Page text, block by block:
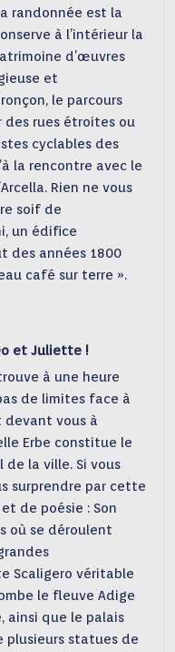
randonnée est la
à l’intérieur la
d’œuvres
et
le parcours
des rues étroites ou
cyclables des
la rencontre avec le
Rien ne vous
soif de
un édifice
des années 1800
café sur terre ».
et Juliette !
à une heure
de limites face à
devant vous à
Erbe constitue le
la ville. Si vous
surprendre par cette
de poésie : Son
où se déroulent
Scaligero véritable
le fleuve Adige
ainsi que le palais
plusieurs statues de